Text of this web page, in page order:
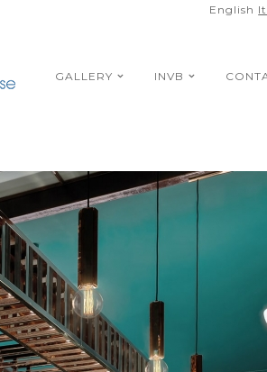
GALLERY INVB
English